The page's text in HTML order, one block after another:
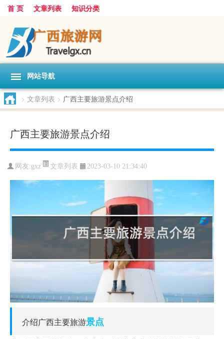
首 页 文章列表 知识分类
网站导航
> 文章列表 > 广西主要旅游景点介绍
广西主要旅游景点介绍
网友:gxz 文章列表 2023-03-10 21:34:40
介绍广西主要旅游景点